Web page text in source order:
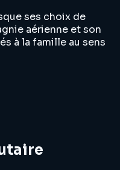
ses choix de
aérienne et son
à la famille au sens